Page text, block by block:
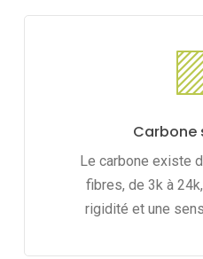
Carbone
Le carbone existe
fibres, de 3k à
rigidité et une